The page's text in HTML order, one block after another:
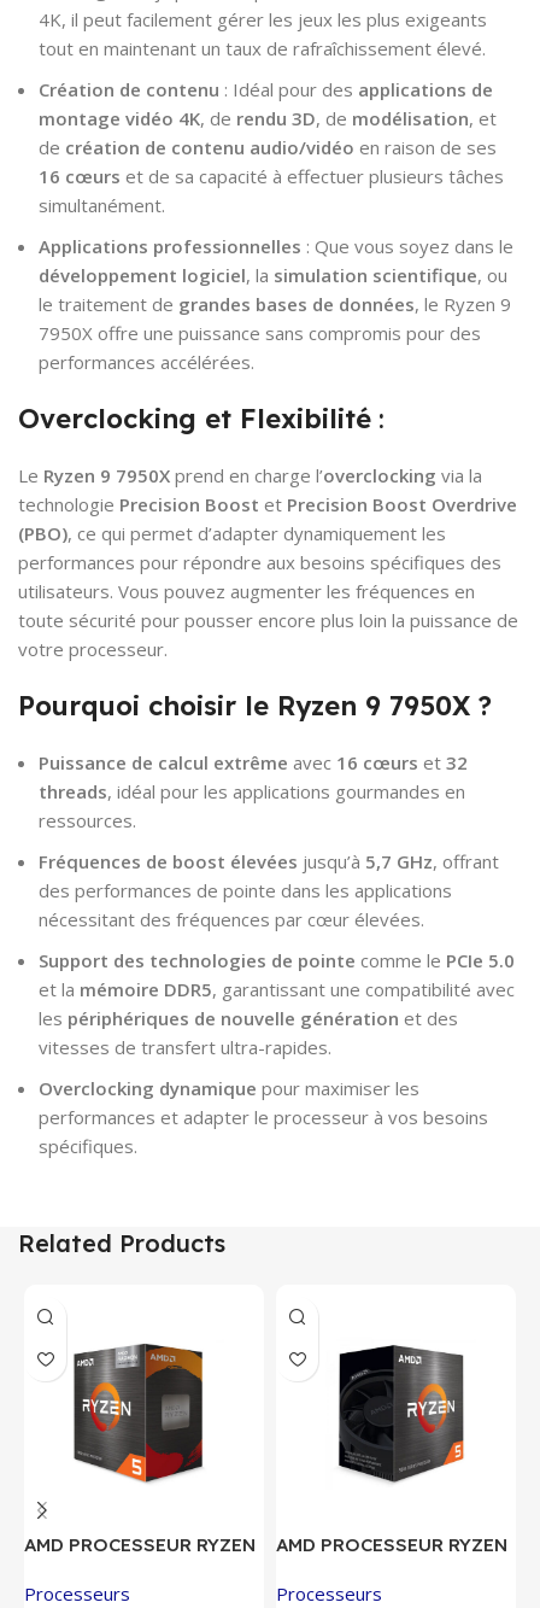
4K, il peut facilement gérer les jeux les plus exigeants
tout en maintenant un taux de rafraîchissement élevé.
Création de contenu : Idéal pour des applications de
montage vidéo 4K, de rendu 3D, de modélisation, et
de création de contenu audio/vidéo en raison de ses
16 cœurs et de sa capacité à effectuer plusieurs tâches
simultanément.
Applications professionnelles : Que vous soyez dans le
développement logiciel, la simulation scientifique, ou
le traitement de grandes bases de données, le Ryzen 9
7950X offre une puissance sans compromis pour des
performances accélérées.
Overclocking et Flexibilité :
Le Ryzen 9 7950X prend en charge l’overclocking via la
technologie Precision Boost et Precision Boost Overdrive
(PBO), ce qui permet d’adapter dynamiquement les
performances pour répondre aux besoins spécifiques des
utilisateurs. Vous pouvez augmenter les fréquences en
toute sécurité pour pousser encore plus loin la puissance de
votre processeur.
Pourquoi choisir le Ryzen 9 7950X ?
Puissance de calcul extrême avec 16 cœurs et 32
threads, idéal pour les applications gourmandes en
ressources.
Fréquences de boost élevées jusqu’à 5,7 GHz, offrant
des performances de pointe dans les applications
nécessitant des fréquences par cœur élevées.
Support des technologies de pointe comme le PCIe 5.0
et la mémoire DDR5, garantissant une compatibilité avec
les périphériques de nouvelle génération et des
vitesses de transfert ultra-rapides.
Overclocking dynamique pour maximiser les
performances et adapter le processeur à vos besoins
spécifiques.
Related Products
AMD PROCESSEUR RYZEN
Processeurs
AMD PROCESSEUR RYZEN
Processeurs